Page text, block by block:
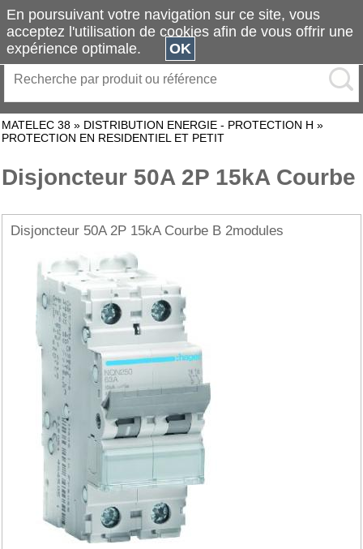
MATELEC 38 » DISTRIBUTION ENERGIE - PROTECTION H »
PROTECTION EN RESIDENTIEL ET PETIT
Disjoncteur 50A 2P 15kA Courbe
Disjoncteur 50A 2P 15kA Courbe B 2modules
En poursuivant votre navigation sur ce site, vous
acceptez l'utilisation de cookies afin de vous offrir une
expérience optimale.
OK